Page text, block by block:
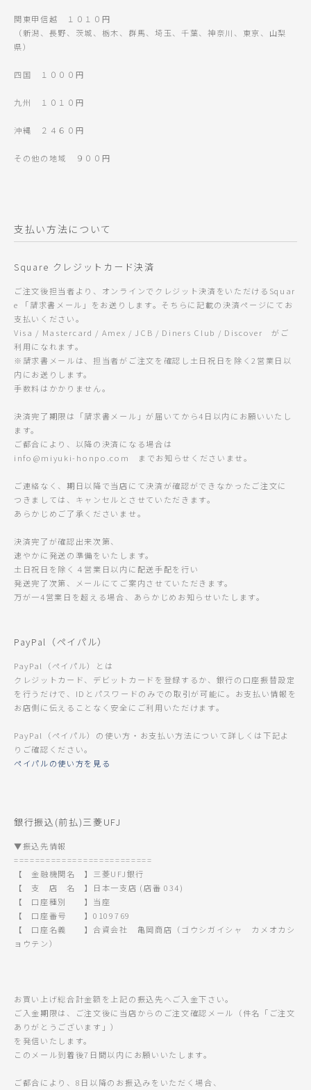
関東甲信越 １０１０円
（新潟、長野、茨城、栃木、群馬、埼玉、千葉、神奈川、東京、山梨
県）
四国 １０００円
九州 １０１０円
沖縄 ２４６０円
その他の地域 ９００円
支払い方法について
Square クレジットカード決済
ご注文後担当者より、オンラインでクレジット決済をいただけるSquar
e 「請求書メール」をお送りします。そちらに記載の決済ページにてお
支払いください。
Visa / Mastercard / Amex / JCB / Diners Club / Discover がご
利用になれます。
※請求書メールは、担当者がご注文を確認し土日祝日を除く2営業日以
内にお送りします。
手数料はかかりません。
決済完了期限は「請求書メール」が届いてから4日以内にお願いいたし
ます。
ご都合により、以降の決済になる場合は
info@miyuki-honpo.com までお知らせくださいませ。
ご連絡なく、期日以降で当店にて決済が確認ができなかったご注文に
つきましては、キャンセルとさせていただきます。
あらかじめご了承くださいませ。
決済完了が確認出来次第、
速やかに発送の準備をいたします。
土日祝日を除く４営業日以内に配送手配を行い
発送完了次第、メールにてご案内させていただきます。
万が一4営業日を超える場合、あらかじめお知らせいたします。
PayPal（ペイパル）
PayPal（ペイパル）とは
クレジットカード、デビットカードを登録するか、銀行の口座振替設定
を行うだけで、IDとパスワードのみでの取引が可能に。お支払い情報を
お店側に伝えることなく安全にご利用いただけます。
PayPal（ペイパル）の使い方・お支払い方法について詳しくは下記よ
りご確認ください。
ペイパルの使い方を見る
銀行振込(前払)三菱UFJ
▼振込先情報
==========================
【 金融機関名 】三菱UFJ銀行
【 支 店 名 】日本一支店 (店番 034)
【 口座種別 】当座
【 口座番号 】0109769
【 口座名義 】合資会社 亀岡商店（ゴウシガイシャ カメオカシ
ョウテン）
お買い上げ総合計金額を上記の振込先へご入金下さい。
ご入金期限は、ご注文後に当店からのご注文確認メール（件名「ご注文
ありがとうございます」）
を発信いたします。
このメール到着後7日間以内にお願いいたします。
ご都合により、8日以降のお振込みをいただく場合、